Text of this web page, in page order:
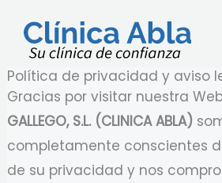
contenido
Política de privacidad y aviso
Gracias por visitar nuestra
GALLEGO, S.L. (CLINICA ABLA)
completamente conscientes
de su privacidad y nos